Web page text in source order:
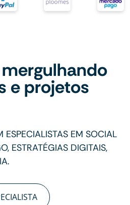
e projetos
EM SOCIAL
ESTRATÉGIAS DIGITAIS,